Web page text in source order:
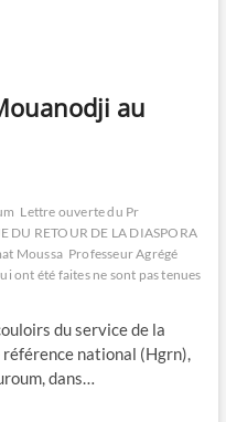
au
Lettre ouverte du Pr
DU RETOUR DE LA DIASPORA
Moussa Professeur Agrégé
ont été faites ne sont pas tenues
du service de la
national (Hgrn),
dans…